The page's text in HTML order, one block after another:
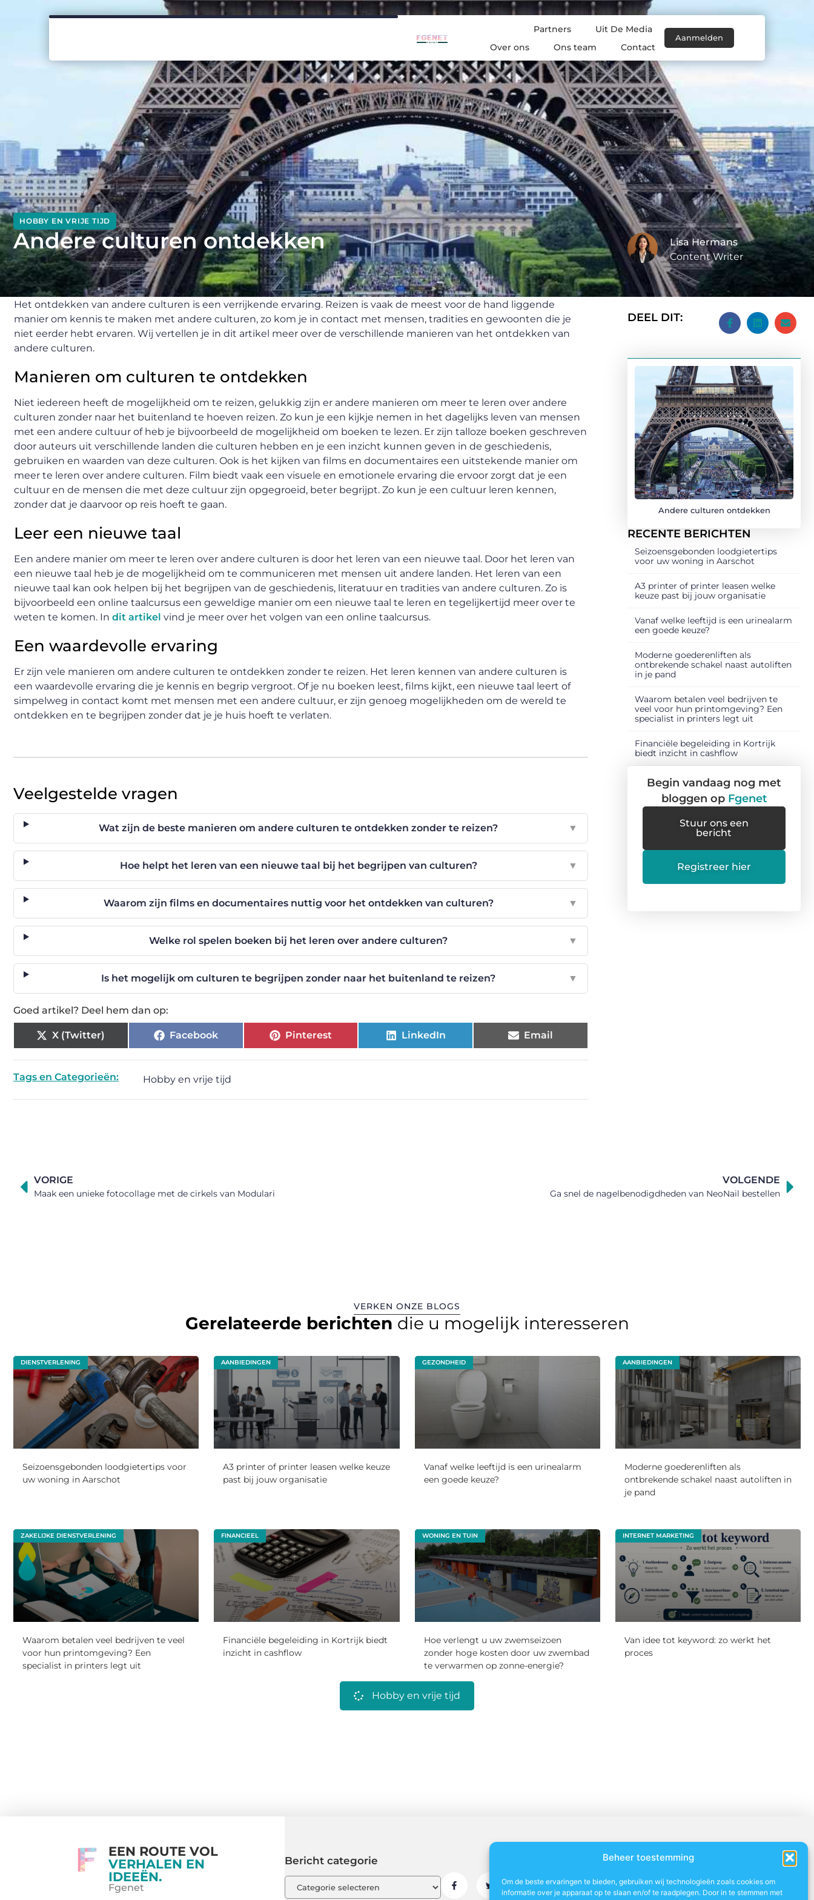
Beheer toestemming
Om de beste ervaringen te bieden, gebruiken wij technologieën zoals cookies om
informatie over je apparaat op te slaan en/of te raadplegen. Door in te stemmen met
Partners
Uit De Media
Over ons
Ons team Contact
Aanmelden
HOBBY EN VRIJE TIJD
Andere culturen ontdekken
Lisa Hermans
Content Writer
Het ontdekken van andere culturen is een verrijkende ervaring. Reizen is vaak de meest voor de hand liggende
manier om kennis te maken met andere culturen, zo kom je in contact met mensen, tradities en gewoonten die je
niet eerder hebt ervaren. Wij vertellen je in dit artikel meer over de verschillende manieren van het ontdekken van
andere culturen.
Manieren om culturen te ontdekken
Niet iedereen heeft de mogelijkheid om te reizen, gelukkig zijn er andere manieren om meer te leren over andere
culturen zonder naar het buitenland te hoeven reizen. Zo kun je een kijkje nemen in het dagelijks leven van mensen
met een andere cultuur of heb je bijvoorbeeld de mogelijkheid om boeken te lezen. Er zijn talloze boeken geschreven
door auteurs uit verschillende landen die culturen hebben en je een inzicht kunnen geven in de geschiedenis,
gebruiken en waarden van deze culturen. Ook is het kijken van films en documentaires een uitstekende manier om
meer te leren over andere culturen. Film biedt vaak een visuele en emotionele ervaring die ervoor zorgt dat je een
cultuur en de mensen die met deze cultuur zijn opgegroeid, beter begrijpt. Zo kun je een cultuur leren kennen,
zonder dat je daarvoor op reis hoeft te gaan.
Leer een nieuwe taal
Een andere manier om meer te leren over andere culturen is door het leren van een nieuwe taal. Door het leren van
een nieuwe taal heb je de mogelijkheid om te communiceren met mensen uit andere landen. Het leren van een
nieuwe taal kan ook helpen bij het begrijpen van de geschiedenis, literatuur en tradities van andere culturen. Zo is
bijvoorbeeld een online taalcursus een geweldige manier om een nieuwe taal te leren en tegelijkertijd meer over te
weten te komen. In dit artikel vind je meer over het volgen van een online taalcursus.
Een waardevolle ervaring
Er zijn vele manieren om andere culturen te ontdekken zonder te reizen. Het leren kennen van andere culturen is
een waardevolle ervaring die je kennis en begrip vergroot. Of je nu boeken leest, films kijkt, een nieuwe taal leert of
simpelweg in contact komt met mensen met een andere cultuur, er zijn genoeg mogelijkheden om de wereld te
ontdekken en te begrijpen zonder dat je je huis hoeft te verlaten.
Veelgestelde vragen
Wat zijn de beste manieren om andere culturen te ontdekken zonder te reizen? ▼
Hoe helpt het leren van een nieuwe taal bij het begrijpen van culturen? ▼
Waarom zijn films en documentaires nuttig voor het ontdekken van culturen? ▼
Welke rol spelen boeken bij het leren over andere culturen? ▼
Is het mogelijk om culturen te begrijpen zonder naar het buitenland te reizen? ▼
Goed artikel? Deel hem dan op:
X (Twitter) Facebook Pinterest LinkedIn Email
Tags en Categorieën: Hobby en vrije tijd
DEEL DIT:
Andere culturen ontdekken
RECENTE BERICHTEN
Seizoensgebonden loodgietertips
voor uw woning in Aarschot
A3 printer of printer leasen welke
keuze past bij jouw organisatie
Vanaf welke leeftijd is een urinealarm
een goede keuze?
Moderne goederenliften als
ontbrekende schakel naast autoliften
in je pand
Waarom betalen veel bedrijven te
veel voor hun printomgeving? Een
specialist in printers legt uit
Financiële begeleiding in Kortrijk
biedt inzicht in cashflow
Begin vandaag nog met
bloggen op Fgenet
Stuur ons een
bericht
Registreer hier
VORIGE
Maak een unieke fotocollage met de cirkels van Modulari
VOLGENDE
Ga snel de nagelbenodigdheden van NeoNail bestellen
VERKEN ONZE BLOGS
Gerelateerde berichten die u mogelijk interesseren
DIENSTVERLENING
Seizoensgebonden loodgietertips voor
uw woning in Aarschot
AANBIEDINGEN
A3 printer of printer leasen welke keuze
past bij jouw organisatie
GEZONDHEID
Vanaf welke leeftijd is een urinealarm
een goede keuze?
AANBIEDINGEN
Moderne goederenliften als
ontbrekende schakel naast autoliften in
je pand
ZAKELIJKE DIENSTVERLENING
Waarom betalen veel bedrijven te veel
voor hun printomgeving? Een
specialist in printers legt uit
FINANCIEEL
Financiële begeleiding in Kortrijk biedt
inzicht in cashflow
WONING EN TUIN
Hoe verlengt u uw zwemseizoen
zonder hoge kosten door uw zwembad
te verwarmen op zonne-energie?
INTERNET MARKETING
Van idee tot keyword: zo werkt het
proces
Hobby en vrije tijd
EEN ROUTE VOL
VERHALEN EN
IDEEËN.
Fgenet
Bericht categorie